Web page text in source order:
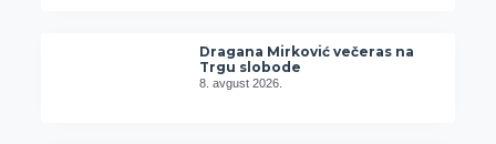
Dragana Mirković večeras na
Trgu slobode
8. avgust 2026.